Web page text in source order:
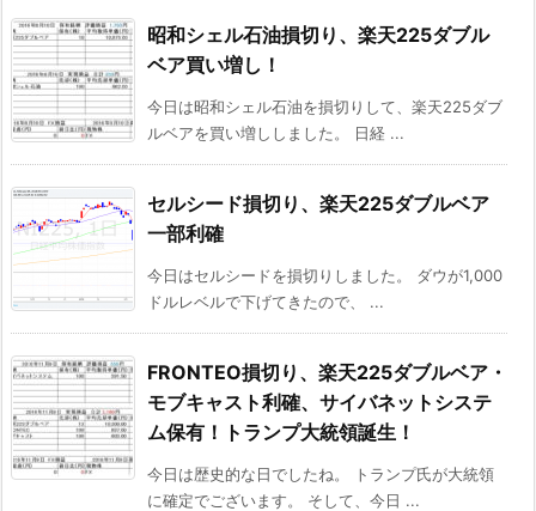
昭和シェル石油損切り、楽天225ダブル
ベア買い増し！
今日は昭和シェル石油を損切りして、楽天225ダブ
ルベアを買い増ししました。 日経 ...
セルシード損切り、楽天225ダブルベア
一部利確
今日はセルシードを損切りしました。 ダウが1,000
ドルレベルで下げてきたので、 ...
FRONTEO損切り、楽天225ダブルベア・
モブキャスト利確、サイバネットシステ
ム保有！トランプ大統領誕生！
今日は歴史的な日でしたね。 トランプ氏が大統領
に確定でございます。 そして、今日 ...